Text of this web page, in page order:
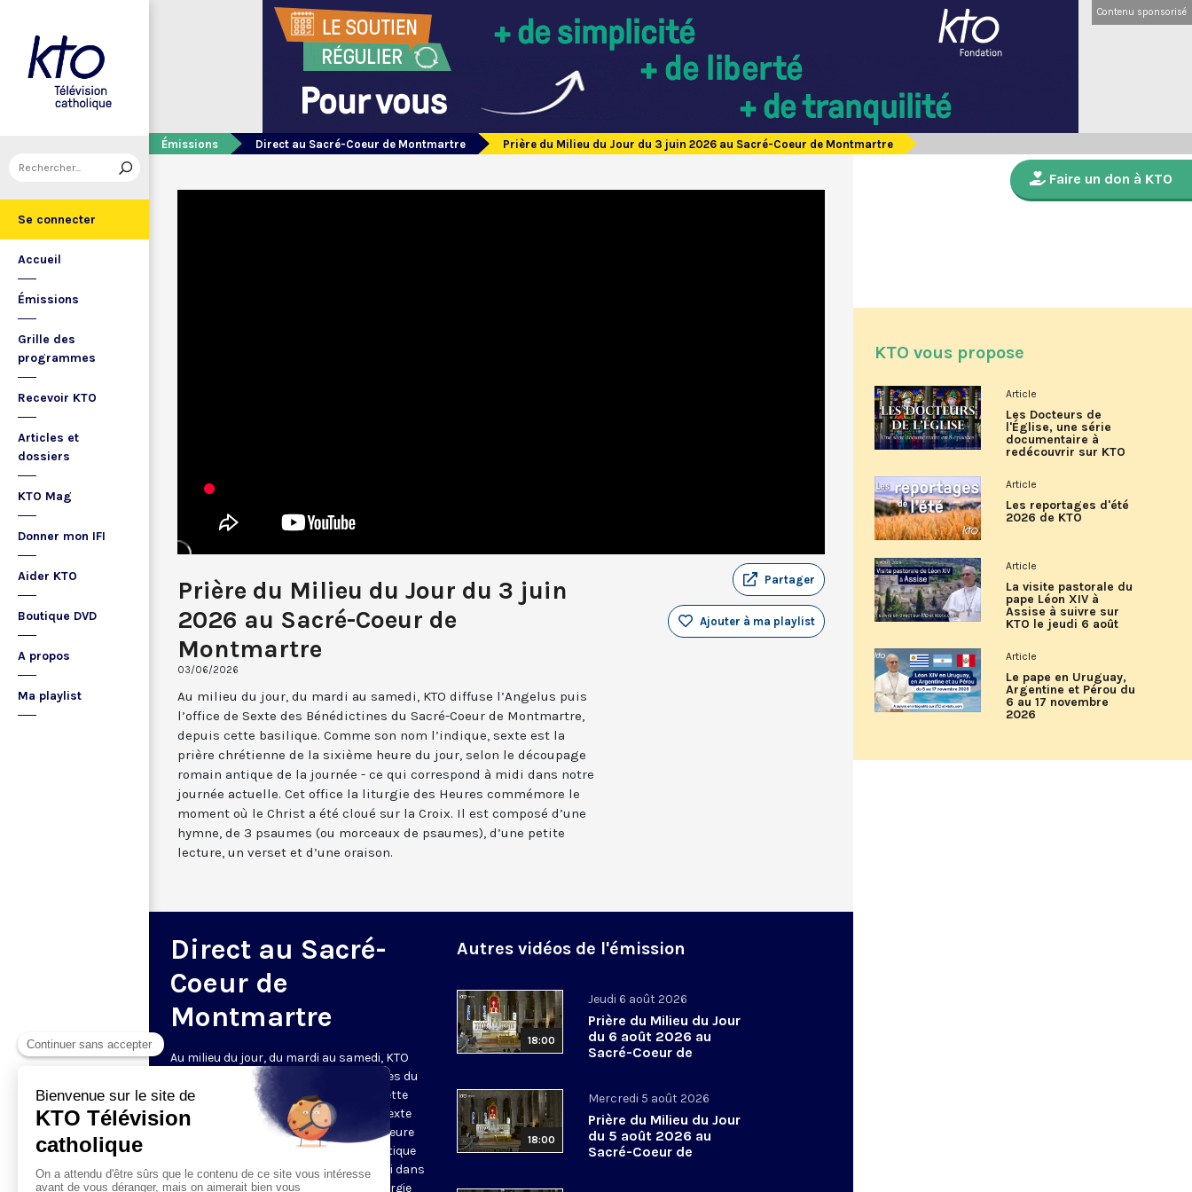
Se connecter
Accueil
Émissions
Grille des
programmes
Recevoir KTO
Articles et
dossiers
KTO Mag
Donner mon IFI
Aider KTO
Boutique DVD
A propos
Ma playlist
Contenu sponsorisé
Émissions Direct au Sacré-Coeur de Montmartre Prière du Milieu du Jour du 3 juin 2026 au Sacré-Coeur de Montmartre
Prière du Milieu du Jour du 3 juin
2026 au Sacré-Coeur de
Montmartre
03/06/2026
Partager
Ajouter à ma playlist
Au milieu du jour, du mardi au samedi, KTO diffuse l’Angelus puis
l’office de Sexte des Bénédictines du Sacré-Coeur de Montmartre,
depuis cette basilique. Comme son nom l’indique, sexte est la
prière chrétienne de la sixième heure du jour, selon le découpage
romain antique de la journée - ce qui correspond à midi dans notre
journée actuelle. Cet office la liturgie des Heures commémore le
moment où le Christ a été cloué sur la Croix. Il est composé d’une
hymne, de 3 psaumes (ou morceaux de psaumes), d’une petite
lecture, un verset et d’une oraison.
Direct au Sacré-
Coeur de
Montmartre
Au milieu du jour, du mardi au samedi, KTO
diffuse l’office de Sexte des Bénédictines du
Sacré-Coeur de Montmartre, depuis cette
basilique
. Comme son nom l’indique, sexte
est la prière chrétienne de la sixième heure
du jour, selon le découpage romain antique
de la journée - ce qui correspond à midi dans
notre journée actuelle. Cet office la liturgie
Autres vidéos de l'émission
18:00
Jeudi 6 août 2026
Prière du Milieu du Jour
du 6 août 2026 au
Sacré-Coeur de
18:00
Mercredi 5 août 2026
Prière du Milieu du Jour
du 5 août 2026 au
Sacré-Coeur de
Faire un don à KTO
KTO vous propose
Article
Les Docteurs de
l'Église, une série
documentaire à
redécouvrir sur KTO
Article
Les reportages d'été
2026 de KTO
Article
La visite pastorale du
pape Léon XIV à
Assise à suivre sur
KTO le jeudi 6 août
Article
Le pape en Uruguay,
Argentine et Pérou du
6 au 17 novembre
2026